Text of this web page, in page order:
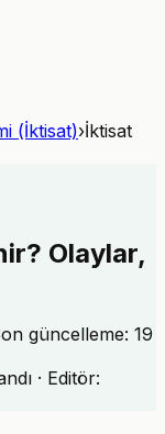
(İktisat)›İktisat
Olaylar,
güncelleme: 19
· Editör: